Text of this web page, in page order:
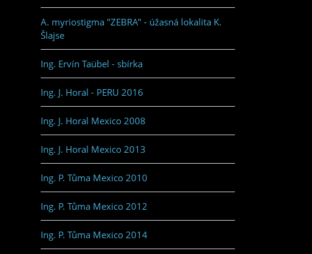
A. myriostigma "ZEBRA" - úžasná lokalita K.
Šlajse
Ing. Ervín Taübel - sbírka
Ing. J. Horal - PERU 2016
Ing. J. Horal Mexico 2008
Ing. J. Horal Mexico 2013
Ing. P. Tůma Mexico 2010
Ing. P. Tůma Mexico 2012
Ing. P. Tůma Mexico 2014